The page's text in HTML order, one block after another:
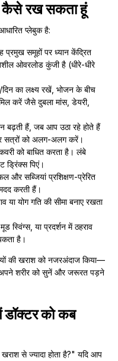
कैसे रख सकता हूं
प्लेबुक है:
प्रमुख समूहों पर ध्यान केंद्रित
ओवरलोड कुंजी है (धीरे-धीरे
दिन का लक्ष्य रखें, भोजन के बीच
करें जैसे दुबला मांस, डेयरी,
बढ़ती हैं, जब आप उठा रहे होते हैं
सत्रों को अलग-अलग करें।
को बाधित करता है। लंबे
ड्रिंक्स पिएं।
और सब्जियां प्रशिक्षण-प्रेरित
करती हैं।
या योग गति की सीमा बनाए रखता
स्विंग्स, या प्रदर्शन में ठहराव
है।
की खराश को नजरअंदाज किया—
शरीर को सुनें और जरूरत पड़ने
को कब
से ज्यादा होता है?" यदि आप